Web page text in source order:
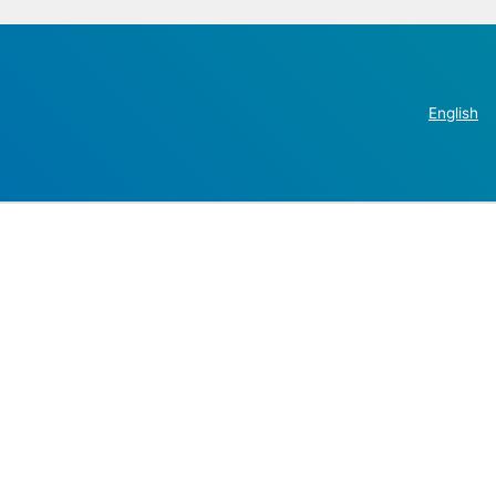
English